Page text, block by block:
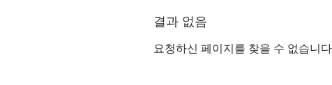
결과 없음
요청하신 페이지를 찾을 수 없습니